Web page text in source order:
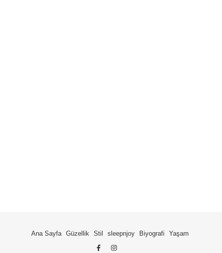
Ana Sayfa Güzellik Stil sleepnjoy Biyografi Yaşam